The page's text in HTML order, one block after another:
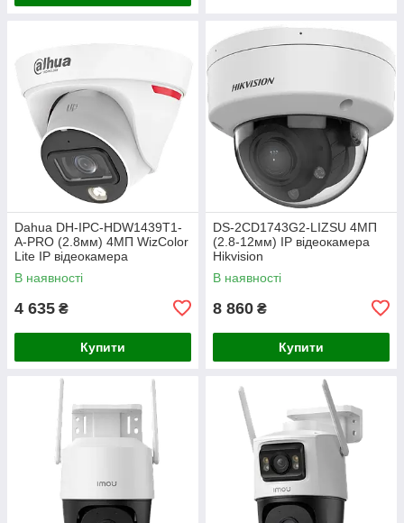
Dahua DH-IPC-HDW1439T1-
A-PRO (2.8мм) 4МП WizColor
Lite IP відеокамера
В наявності
4 635 ₴
Купити
DS-2CD1743G2-LIZSU 4МП
(2.8-12мм) IP відеокамера
Hikvision
В наявності
8 860 ₴
Купити